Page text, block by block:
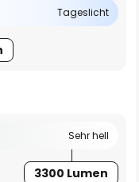
Tageslicht
Sehr hell
3300 Lumen